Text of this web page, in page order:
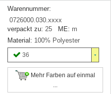
Warennummer:
0726000.030.xxxx
verpackt zu: 25 ME: m
Material: 100% Polyester
36
Mehr Farben auf einmal